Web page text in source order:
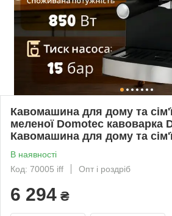
Кавомашина для дому та
меленої Domotec кавоварка
Кавомашина для дому та
В наявності
Код: 70005 iff
Опт і роздріб
6 294 ₴